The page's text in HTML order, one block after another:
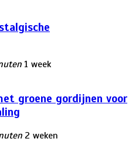
1 week
groene gordijnen voor
2 weken